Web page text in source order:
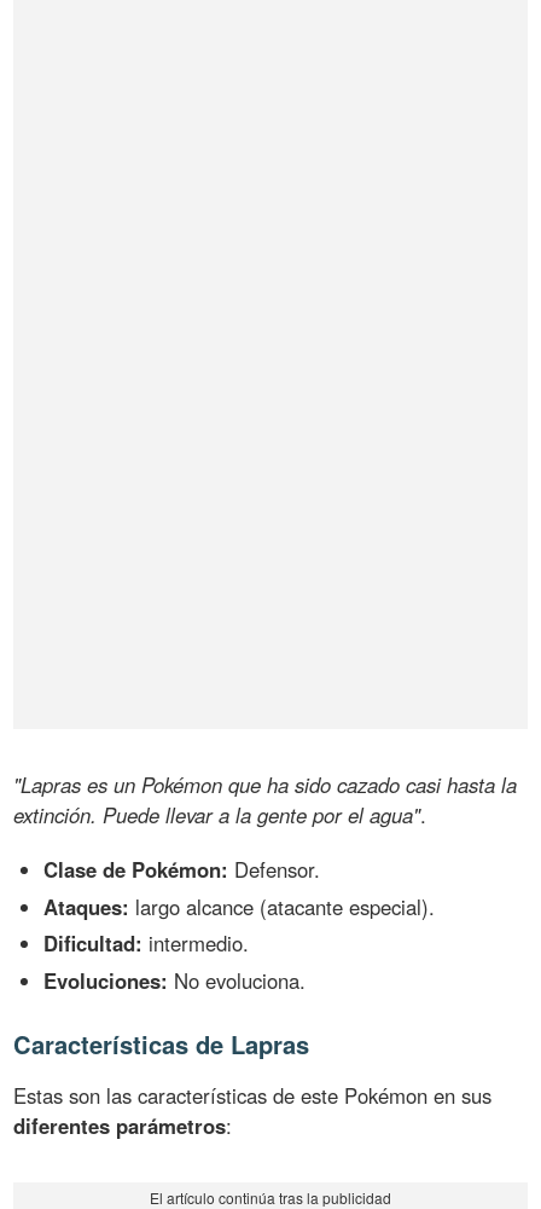
"Lapras es un Pokémon que ha sido cazado casi hasta la
extinción. Puede llevar a la gente por el agua".
Clase de Pokémon: Defensor.
Ataques: largo alcance (atacante especial).
Dificultad: intermedio.
Evoluciones: No evoluciona.
Características de Lapras
Estas son las características de este Pokémon en sus
diferentes parámetros: